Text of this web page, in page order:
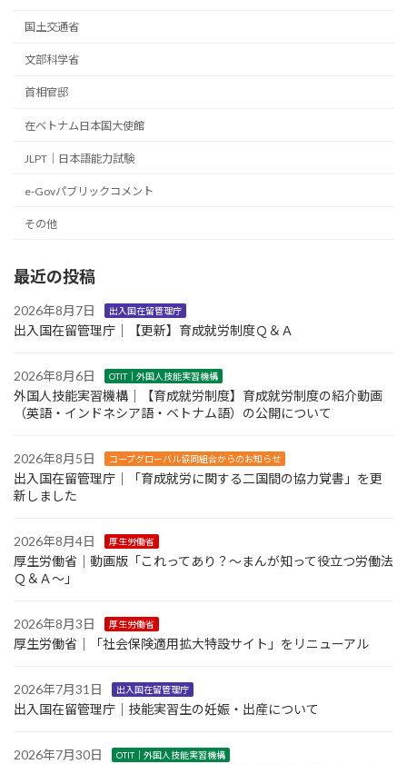
国土交通省
文部科学省
首相官邸
在ベトナム日本国大使館
JLPT｜日本語能力試験
e-Govパブリックコメント
その他
最近の投稿
2026年8月7日 出入国在留管理庁
出入国在留管理庁｜【更新】育成就労制度Ｑ＆Ａ
2026年8月6日 OTIT｜外国人技能実習機構
外国人技能実習機構｜【育成就労制度】育成就労制度の紹介動画
（英語・インドネシア語・ベトナム語）の公開について
2026年8月5日 コープグローバル協同組合からのお知らせ
出入国在留管理庁｜「育成就労に関する二国間の協力覚書」を更
新しました
2026年8月4日 厚生労働省
厚生労働省｜動画版「これってあり？～まんが知って役立つ労働法
Ｑ＆Ａ～」
2026年8月3日 厚生労働省
厚生労働省｜「社会保険適用拡大特設サイト」をリニューアル
2026年7月31日 出入国在留管理庁
出入国在留管理庁｜技能実習生の妊娠・出産について
2026年7月30日 OTIT｜外国人技能実習機構